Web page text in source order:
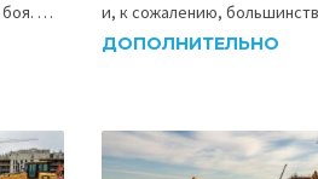
боя. …
и, к сожалению,
ДОПОЛНИТЕЛЬНО